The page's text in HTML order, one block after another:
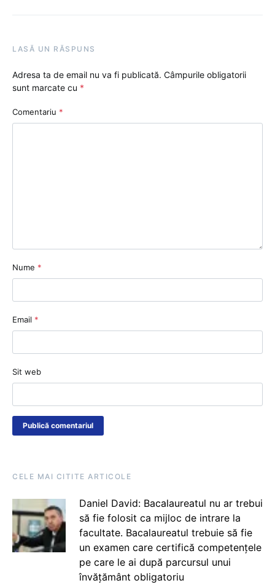
LASĂ UN RĂSPUNS
Adresa ta de email nu va fi publicată. Câmpurile obligatorii
sunt marcate cu *
Comentariu *
Nume *
Email *
Sit web
CELE MAI CITITE ARTICOLE
Daniel David: Bacalaureatul nu ar trebui
să fie folosit ca mijloc de intrare la
facultate. Bacalaureatul trebuie să fie
un examen care certifică competențele
pe care le ai după parcursul unui
învățământ obligatoriu